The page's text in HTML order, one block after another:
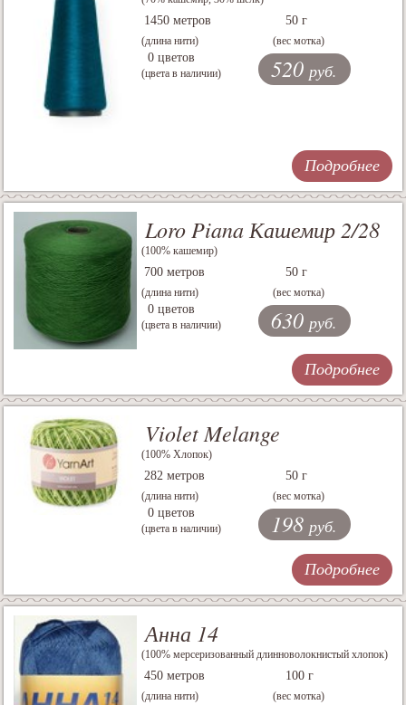
1450 метров
(длина нити)
50 г
(вес мотка)
0 цветов
(цвета в наличии) 520 руб.
Подробнее
Loro Piana Кашемир 2/28
(100% кашемир)
700 метров
(длина нити)
50 г
(вес мотка)
0 цветов
(цвета в наличии) 630 руб.
Подробнее
Violet Melange
(100% Хлопок)
282 метров
(длина нити)
50 г
(вес мотка)
0 цветов
(цвета в наличии) 198руб.
Подробнее
Анна 14
(100% мерсеризованный длинноволокнистый хлопок)
450 метров
(длина нити)
100 г
(вес мотка)